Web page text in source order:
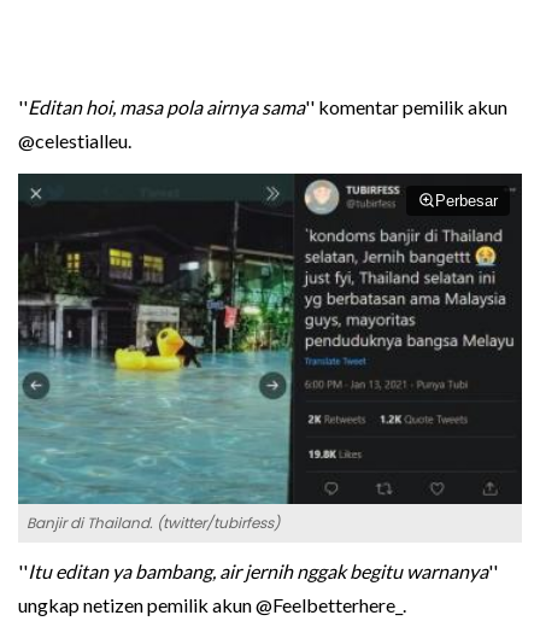
''Editan hoi, masa pola airnya sama'' komentar pemilik akun
@celestialleu.
Perbesar
Banjir di Thailand. (twitter/tubirfess)
''Itu editan ya bambang, air jernih nggak begitu warnanya''
ungkap netizen pemilik akun @Feelbetterhere_.